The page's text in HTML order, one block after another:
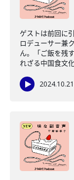
ゲストは前回に
ロデューサー兼
ん。「ご飯を残
れざる中国食文
2024.10.21